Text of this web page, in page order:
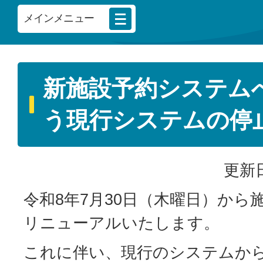
メインメニュー
新施設予約システム
う現行システムの停
更新
令和8年7月30日（木曜日）から
リニューアルいたします。
これに伴い、現行のシステムか